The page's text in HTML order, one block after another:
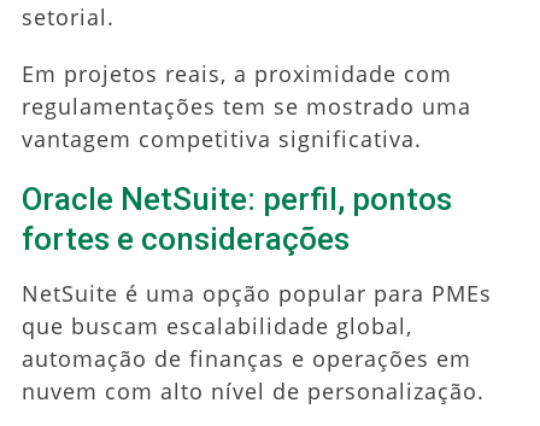
setorial.
Em projetos reais, a proximidade com
regulamentações tem se mostrado uma
vantagem competitiva significativa.
Oracle NetSuite: perfil, pontos
fortes e considerações
NetSuite é uma opção popular para PMEs
que buscam escalabilidade global,
automação de finanças e operações em
nuvem com alto nível de personalização.